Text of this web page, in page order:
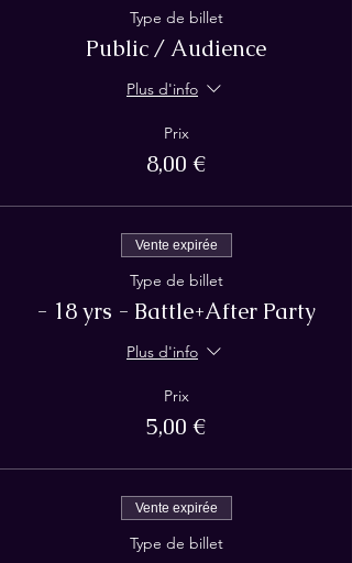
Type de billet
Public / Audience
Plus d'info
Prix
8,00 €
Vente expirée
Type de billet
- 18 yrs - Battle+After Party
Plus d'info
Prix
5,00 €
Vente expirée
Type de billet